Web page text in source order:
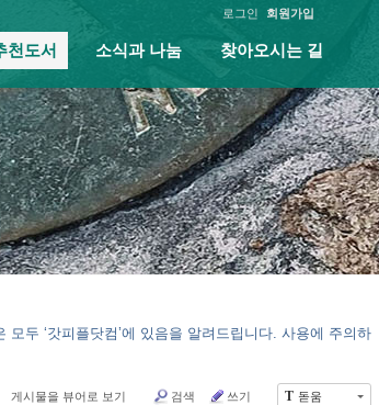
로그인 회원가입
천도서 소식과 나눔 찾아오시는 길
두 ‘갓피플닷컴’에 있음을 알려드립니다. 사용에 주의하
T 돋움
게시물을 뷰어로 보기 검색 쓰기